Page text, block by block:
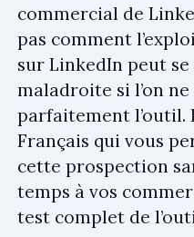
commercial de
pas comment
sur LinkedIn peut
maladroite si l’on
parfaitement l’outil.
Français qui vous
cette prospection
temps à vos
test complet de